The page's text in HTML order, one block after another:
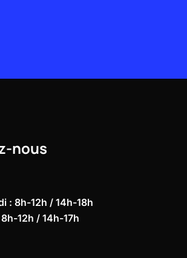
nous
: 8h-12h / 14h-18h
12h / 14h-17h